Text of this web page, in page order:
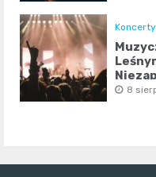
Koncerty
8